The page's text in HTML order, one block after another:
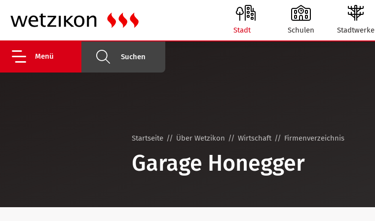
Menü Suchen
Stadt
Schulen Stadtwerke
Startseite Über Wetzikon Wirtschaft Firmenverzeichnis
Garage Honegger